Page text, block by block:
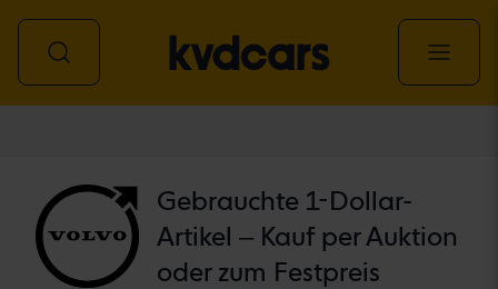
Gebrauchte 1-Dollar-
Artikel – Kauf per Auktion
oder zum Festpreis